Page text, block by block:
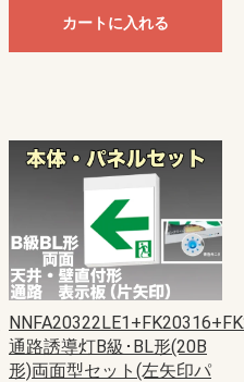
カートに入れる
通路誘導灯B級･BL形(20B
形)両面型セット(左矢印パ